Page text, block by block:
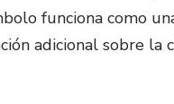
funciona como
adicional sobre la